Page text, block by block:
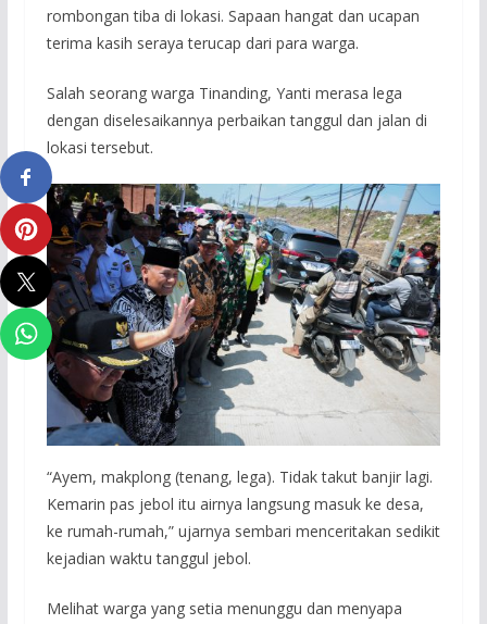
rombongan tiba di lokasi. Sapaan hangat dan ucapan
terima kasih seraya terucap dari para warga.
Salah seorang warga Tinanding, Yanti merasa lega
dengan diselesaikannya perbaikan tanggul dan jalan di
lokasi tersebut.
“Ayem, makplong (tenang, lega). Tidak takut banjir lagi.
Kemarin pas jebol itu airnya langsung masuk ke desa,
ke rumah-rumah,” ujarnya sembari menceritakan sedikit
kejadian waktu tanggul jebol.
Melihat warga yang setia menunggu dan menyapa